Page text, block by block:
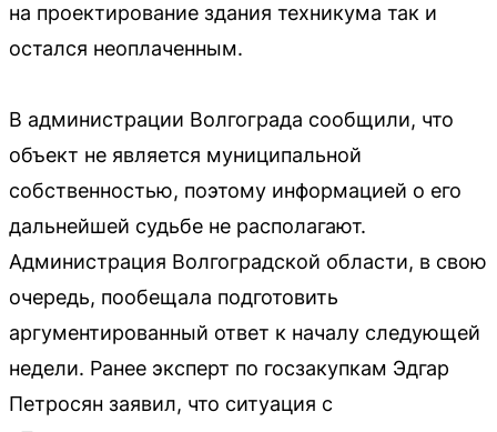
на проектирование здания техникума так и
остался неоплаченным.
В администрации Волгограда сообщили, что
объект не является муниципальной
собственностью, поэтому информацией о его
дальнейшей судьбе не располагают.
Администрация Волгоградской области, в свою
очередь, пообещала подготовить
аргументированный ответ к началу следующей
недели. Ранее эксперт по госзакупкам Эдгар
Петросян заявил, что ситуация с